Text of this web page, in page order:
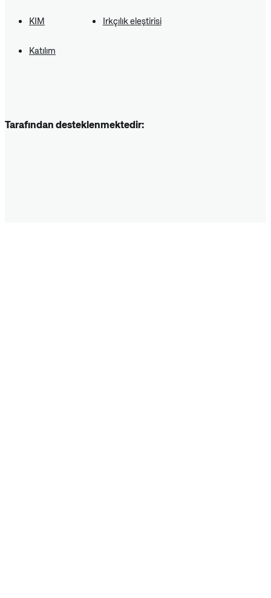
KIM Irkçılık eleştirisi
Katılım
Tarafından desteklenmektedir: